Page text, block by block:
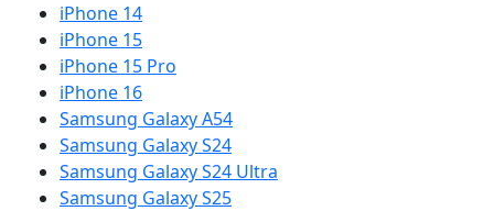
iPhone 14
iPhone 15
iPhone 15 Pro
iPhone 16
Samsung Galaxy A54
Samsung Galaxy S24
Samsung Galaxy S24 Ultra
Samsung Galaxy S25